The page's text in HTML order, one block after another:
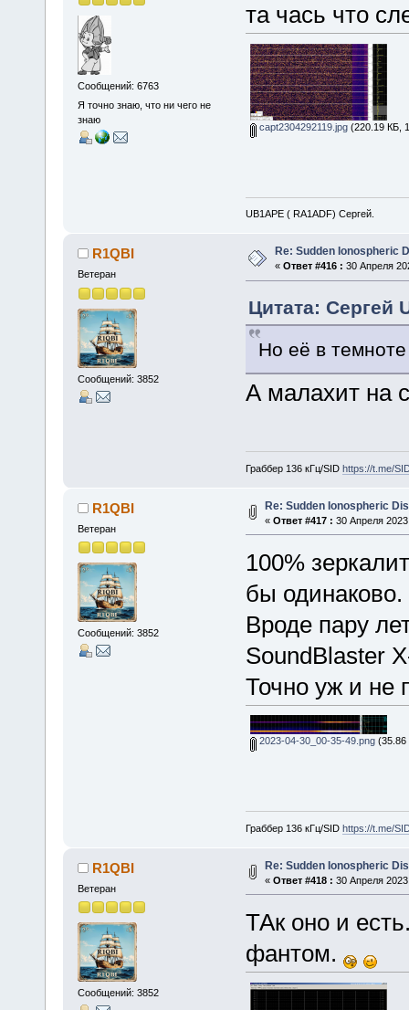
Сообщений: 6763
Я точно знаю, что ни чего не
знаю
та чась что
capt2304292119.jpg(220.19 КБ,
UB1APE ( RA1ADF) Сергей.
R1QBI
Ветеран
Сообщений: 3852
Re: Sudden Ionospheric
« Ответ #416 : 30 Апреля
Цитата: Сергей
Но её в
А малахит на
Граббер 136 кГц/SID https://t.me/
R1QBI
Ветеран
Сообщений: 3852
Re: Sudden Ionospheric
« Ответ #417 : 30 Апреля
100%
бы одинаково.
Вроде пару
SoundBlaster
Точно уж и не
2023-04-30_00-35-49.png(35.86
Граббер 136 кГц/SID https://t.me/
R1QBI
Ветеран
Сообщений: 3852
Re: Sudden Ionospheric
« Ответ #418 : 30 Апреля
ТАк оно и
фантом.